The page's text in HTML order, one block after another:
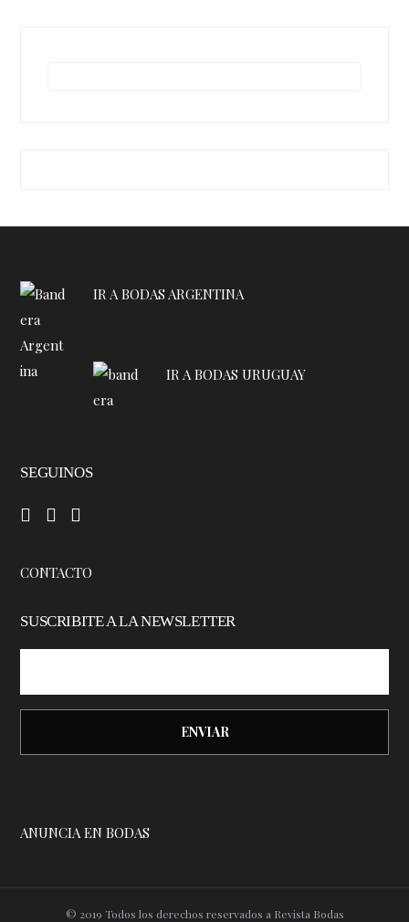
IR A BODAS ARGENTINA
IR A BODAS URUGUAY
SEGUINOS
CONTACTO
SUSCRIBITE A LA NEWSLETTER
ANUNCIA EN BODAS
© 2019 Todos los derechos reservados a Revista Bodas